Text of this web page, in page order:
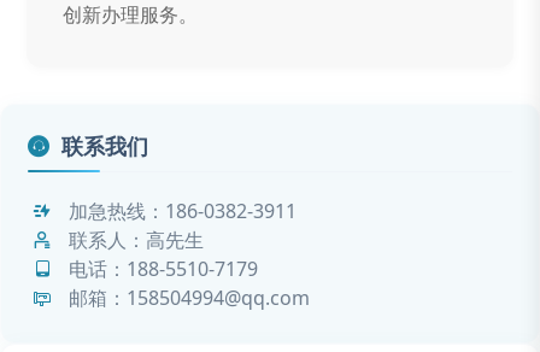
创新办理服务。
联系我们
加急热线： 186-0382-3911
联系人：高先生
电话： 188-5510-7179
邮箱：158504994@qq.com